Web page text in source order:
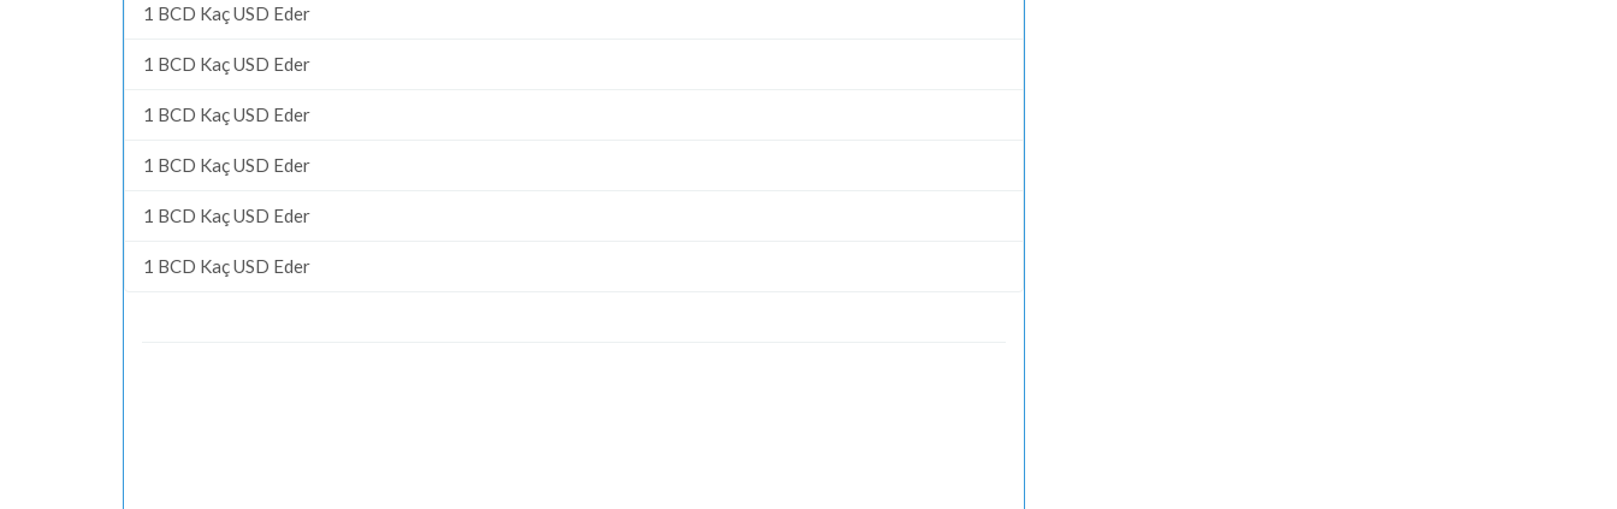
1 BCD Kaç USD Eder
1 BCD Kaç USD Eder
1 BCD Kaç USD Eder
1 BCD Kaç USD Eder
1 BCD Kaç USD Eder
1 BCD Kaç USD Eder